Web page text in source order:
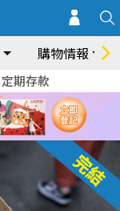
購物情報
定期存款